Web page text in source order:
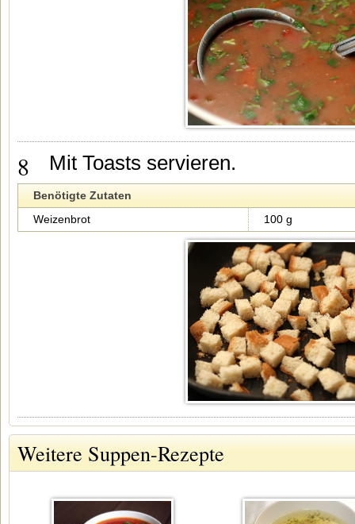
8 Mit Toasts servieren.
Benötigte Zutaten
Weizenbrot
100 g
Weitere Suppen-Rezepte